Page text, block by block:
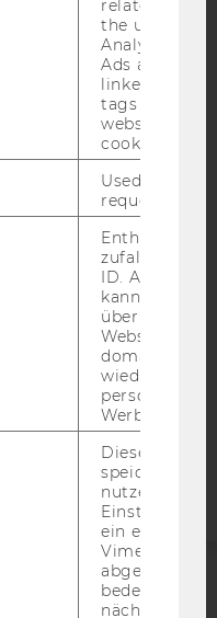
Bluesky
WEBSEITE
SOCIAL MEDIA
UND STUDIERENDE
related
the user. If
Analytics and
Ads accounts
linked, the
tags on the
website read
cookie.
Used to
request rate.
Enthält eine
ID. Anhand
kann Google
über
Websites
Werbung
Dieses Cookie
speichert
ein
Vimeo-Video
abgespielt
bedeutet,
nächsten